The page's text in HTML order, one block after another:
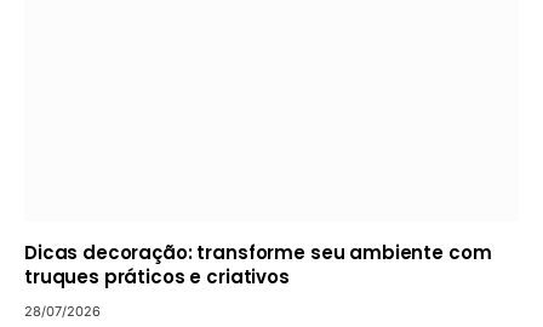
Dicas decoração: transforme seu ambiente com
truques práticos e criativos
28/07/2026